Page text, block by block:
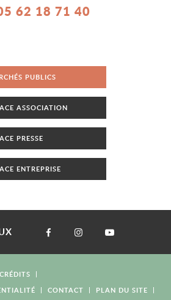
62 18 71 40
PUBLICS
ASSOCIATION
PRESSE
ENTREPRISE
CRÉDITS
CONTACT
PLAN DU SITE